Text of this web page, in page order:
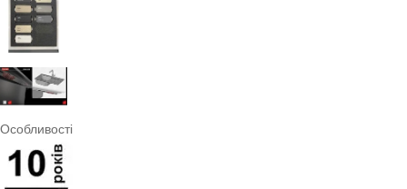
Особливості